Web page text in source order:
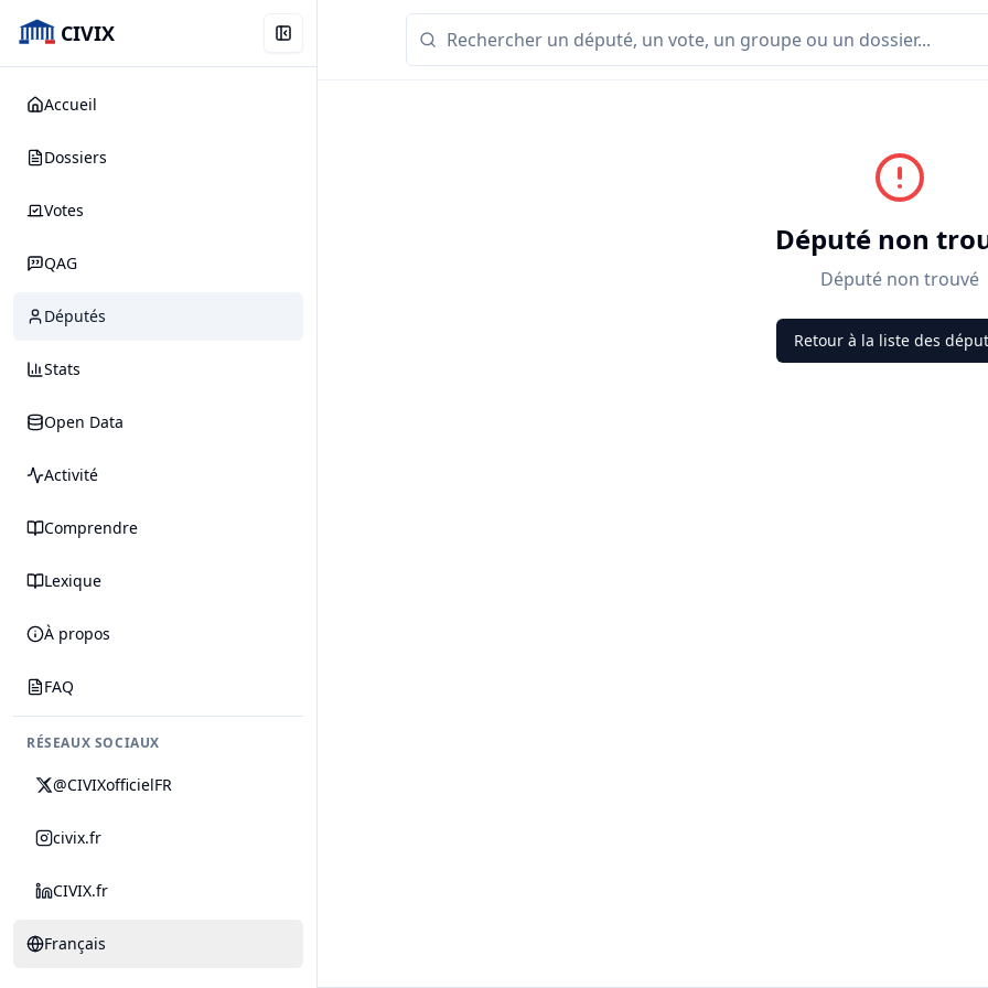
CIVIX
Accueil
Dossiers
Votes
QAG
Députés
Stats
Open Data
Activité
Comprendre
Lexique
À propos
FAQ
RÉSEAUX SOCIAUX
@CIVIXofficielFR
civix.fr
CIVIX.fr
Français
Député non
Député non trouvé
Retour à la liste des